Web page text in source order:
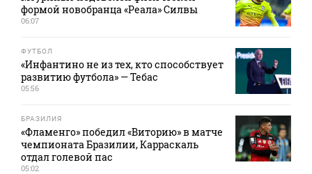
формой новобранца «Реала» Силвы
06:07
ФУТБОЛ
«Инфантино не из тех, кто способствует
развитию футбола» — Тебас
05:56
БРАЗИЛИЯ
«Фламенго» победил «Виторию» в матче
чемпионата Бразилии, Карраскаль
отдал голевой пас
05:02